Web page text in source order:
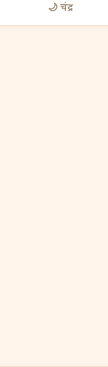
🌙 चंद्र